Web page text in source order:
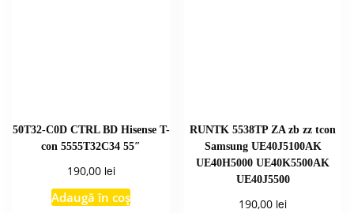
50T32-C0D CTRL BD Hisense T-
con 5555T32C34 55″
190,00 lei
Adaugă în coș
RUNTK 5538TP ZA zb zz tcon
Samsung UE40J5100AK
UE40H5000 UE40K5500AK
UE40J5500
190,00 lei